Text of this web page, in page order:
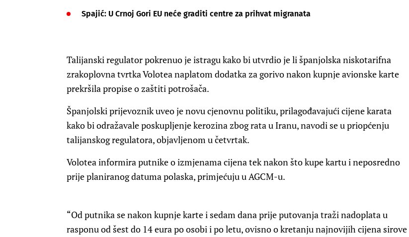
Spajić: U Crnoj Gori EU neće graditi centre za prihvat migranata
Talijanski regulator pokrenuo je istragu kako bi utvrdio je li španjolska niskotarifna
zrakoplovna tvrtka Volotea naplatom dodatka za gorivo nakon kupnje avionske karte
prekršila propise o zaštiti potrošača.
Španjolski prijevoznik uveo je novu cjenovnu politiku, prilagođavajući cijene karata
kako bi odražavale poskupljenje kerozina zbog rata u Iranu, navodi se u priopćenju
talijanskog regulatora, objavljenom u četvrtak.
Volotea informira putnike o izmjenama cijena tek nakon što kupe kartu i neposredno
prije planiranog datuma polaska, primjećuju u AGCM-u.
“Od putnika se nakon kupnje karte i sedam dana prije putovanja traži nadoplata u
rasponu od šest do 14 eura po osobi i po letu, ovisno o kretanju najnovijih cijena sirove